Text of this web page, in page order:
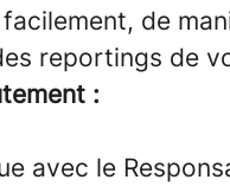
de
reportings de
:
avec le